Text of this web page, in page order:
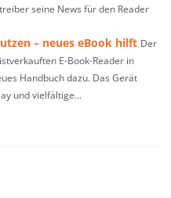
seine News für den Reader
– neues eBook hilft Der
E-Book-Reader in
Handbuch dazu. Das Gerät
und vielfältige...